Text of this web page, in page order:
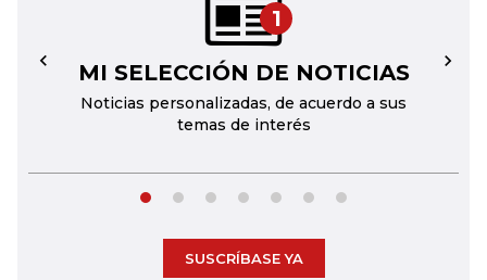
1
MI SELECCIÓN DE NOTICIAS
Noticias personalizadas, de acuerdo a sus
temas de interés
← →
SUSCRÍBASE YA